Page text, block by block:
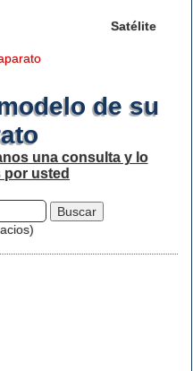
Satélite
de su
una consulta y lo
por usted